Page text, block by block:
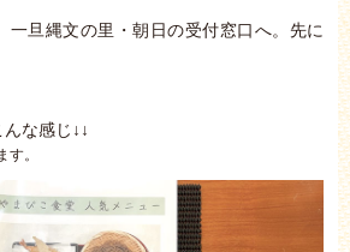
一旦縄文の里・朝日の受付窓口へ。先に
な感じ↓↓
。